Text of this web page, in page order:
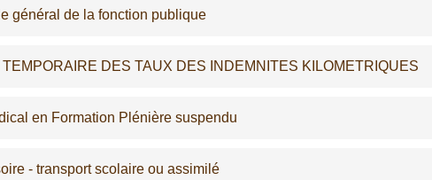
général de la fonction publique
TEMPORAIRE DES TAUX DES INDEMNITES KILOMETRIQUES
en Formation Plénière suspendu
- transport scolaire ou assimilé